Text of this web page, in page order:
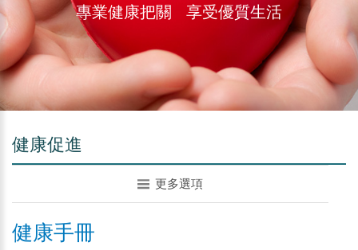
專業健康把關 享受優質生活
健康促進
更多選項
健康手冊